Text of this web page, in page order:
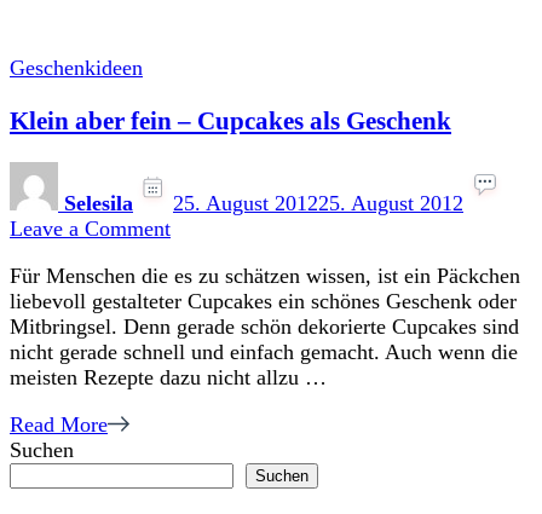
Geschenkideen
Klein aber fein – Cupcakes als Geschenk
Selesila 25. August 201225. August 2012
Leave a Commenton
aber
fein
–
Cupcakes
als
Für Menschen die es zu schätzen wissen, ist ein Päckchen
liebevoll gestalteter Cupcakes ein schönes Geschenk oder
Mitbringsel. Denn gerade schön dekorierte Cupcakes sind
nicht gerade schnell und einfach gemacht. Auch wenn die
meisten Rezepte dazu nicht allzu …
Read More
Suchen
Suchen